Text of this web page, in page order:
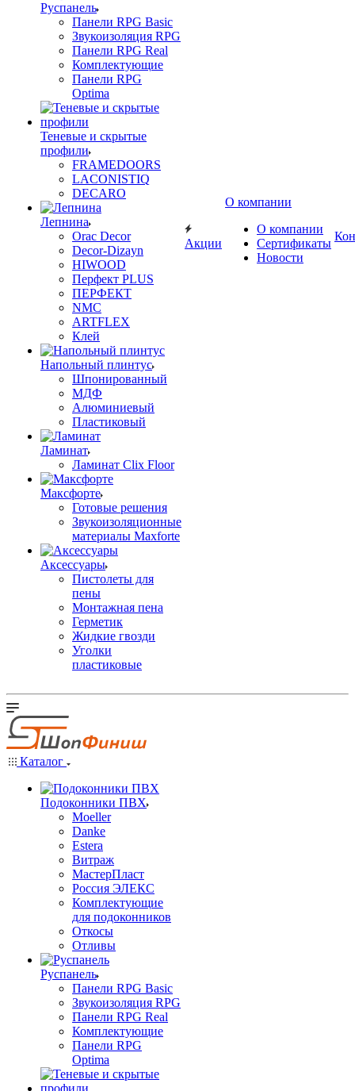
Руспанель
Панели RPG Basic
Звукоизоляция RPG
Панели RPG Real
Комплектующие
Панели RPG
Optima
Теневые и скрытые
профили
FRAMEDOORS
LACONISTIQ
DECARO
Лепнина
Orac Decor
Decor-Dizayn
HIWOOD
Перфект PLUS
ПЕРФЕКТ
NMC
ARTFLEX
Клей
Напольный плинтус
Шпонированный
МДФ
Алюминиевый
Пластиковый
Ламинат
Ламинат Clix Floor
Максфорте
Готовые решения
Звукоизоляционные
материалы Maxforte
Аксессуары
Пистолеты для
пены
Монтажная пена
Герметик
Жидкие гвозди
Уголки
пластиковые
Акции
О компании
О компании
Сертификаты
Новости
Каталог
Подоконники ПВХ
Moeller
Danke
Estera
Витраж
МастерПласт
Россия ЭЛЕКС
Комплектующие
для подоконников
Откосы
Отливы
Руспанель
Панели RPG Basic
Звукоизоляция RPG
Панели RPG Real
Комплектующие
Панели RPG
Optima